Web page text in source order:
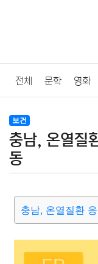
전체 문학 영화
법률
질병 가요 방송
요리 상품리뷰
보건
충남, 온열질
동
충남, 온열질환